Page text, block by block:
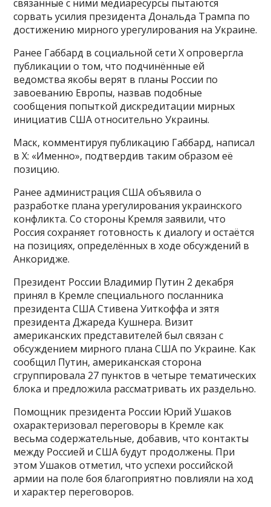
связанные с ними медиаресурсы пытаются
сорвать усилия президента Дональда Трампа по
достижению мирного урегулирования на Украине.
Ранее Габбард в социальной сети X опровергла
публикации о том, что подчинённые ей
ведомства якобы верят в планы России по
завоеванию Европы, назвав подобные
сообщения попыткой дискредитации мирных
инициатив США относительно Украины.
Маск, комментируя публикацию Габбард, написал
в X: «Именно», подтвердив таким образом её
позицию.
Ранее администрация США объявила о
разработке плана урегулирования украинского
конфликта. Со стороны Кремля заявили, что
Россия сохраняет готовность к диалогу и остаётся
на позициях, определённых в ходе обсуждений в
Анкоридже.
Президент России Владимир Путин 2 декабря
принял в Кремле специального посланника
президента США Стивена Уиткоффа и зятя
президента Джареда Кушнера. Визит
американских представителей был связан с
обсуждением мирного плана США по Украине. Как
сообщил Путин, американская сторона
сгруппировала 27 пунктов в четыре тематических
блока и предложила рассматривать их раздельно.
Помощник президента России Юрий Ушаков
охарактеризовал переговоры в Кремле как
весьма содержательные, добавив, что контакты
между Россией и США будут продолжены. При
этом Ушаков отметил, что успехи российской
армии на поле боя благоприятно повлияли на ход
и характер переговоров.